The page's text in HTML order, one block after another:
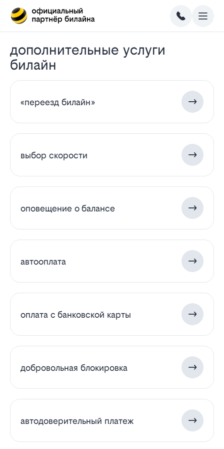
дополнительные услуги
билайн
«переезд билайн»
выбор скорости
оповещение о балансе
автооплата
оплата с банковской карты
добровольная блокировка
автодоверительный платеж